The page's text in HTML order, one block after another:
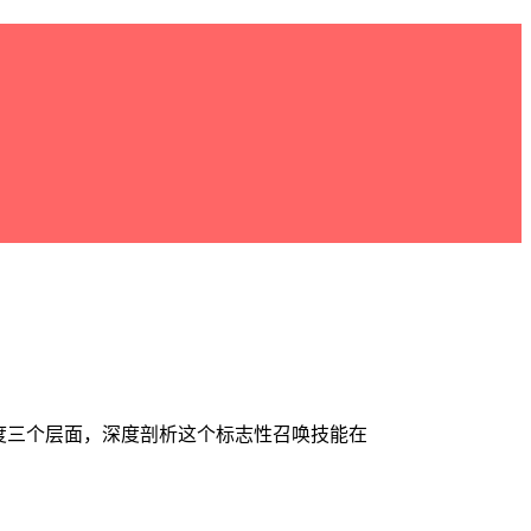
个层面，深度剖析这个标志性召唤技能在